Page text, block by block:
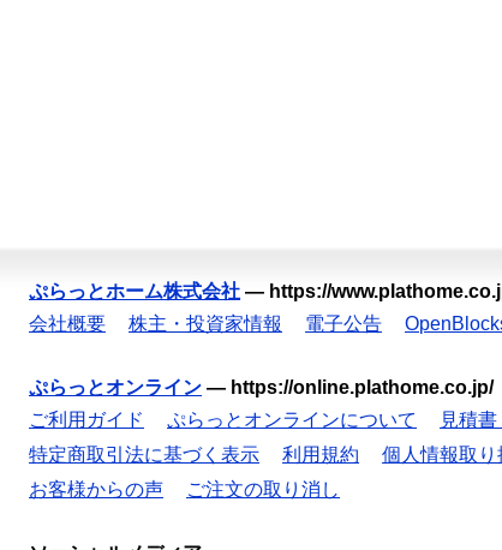
ぷらっとホーム株式会社 — https://
会社概要
株主・投資家情報 電子公告
ぷらっとオンライン — https://online.plathome.co.jp/
ご利用ガイド
ぷらっとオンラインについて 見積
特定商取引法に基づく表示
利用規約 個人情報取
お客様からの声
ご注文の取り消し